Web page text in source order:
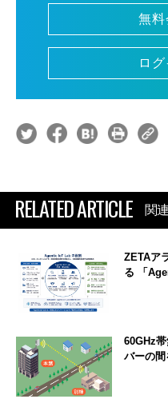
無料
ロ
RELATED ARTICLE 関
ZETAア
る 「
60GHz
バーの